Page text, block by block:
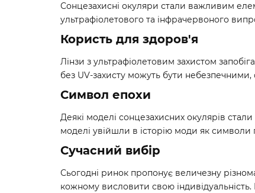
Сонцезахисні окуляри стали важливим
ультрафіолетового та інфрачервоного
Користь для здоров'я
Лінзи з ультрафіолетовим захистом
без UV-захисту можуть бути
Символ епохи
Деякі моделі сонцезахисних окулярів
моделі увійшли в історію моди як символи
Сучасний вибір
Сьогодні ринок пропонує величезну
кожному висловити свою